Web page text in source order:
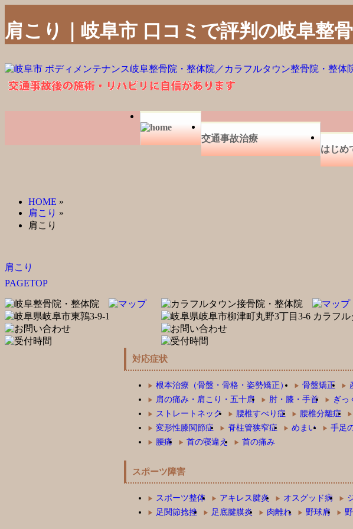
肩こり｜岐阜市 口コミで評判の岐阜整
交通事故治療
はじめ
HOME »
肩こり »
肩こり
肩こり
PAGETOP
対応症状
根本治療（骨盤・骨格・姿勢矯正） 骨盤矯正
肩の痛み・肩こり・五十肩
肘・膝・手首 ぎっ
ストレートネック
腰椎すべり症 腰椎分離症
変形性膝関節症
脊柱管狭窄症 めまい 手足
腰痛
首の寝違え 首の痛み
スポーツ障害
スポーツ整体 アキレス腱炎 オスグッド病
足関節捻挫
足底腱膜炎 肉離れ 野球肩